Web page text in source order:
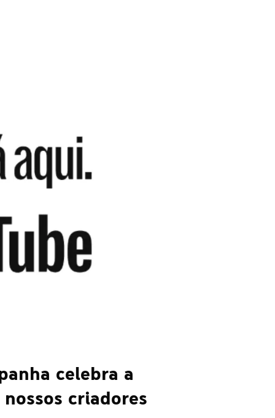
celebra a
criadores